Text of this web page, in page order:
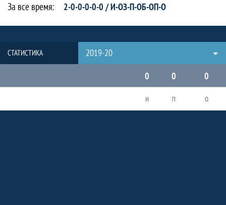
За все время: 2-0-0-0-0-0 / И-ОЗ-П-ОБ-ОП-О
СТАТИСТИКА
2019-20
0
0 0
И П О